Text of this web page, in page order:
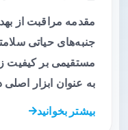
مقدمه مراقبت از
جنبه‌های حیاتی
مستقیمی بر کیفیت
به عنوان ابزار
بیشتر بخوانید